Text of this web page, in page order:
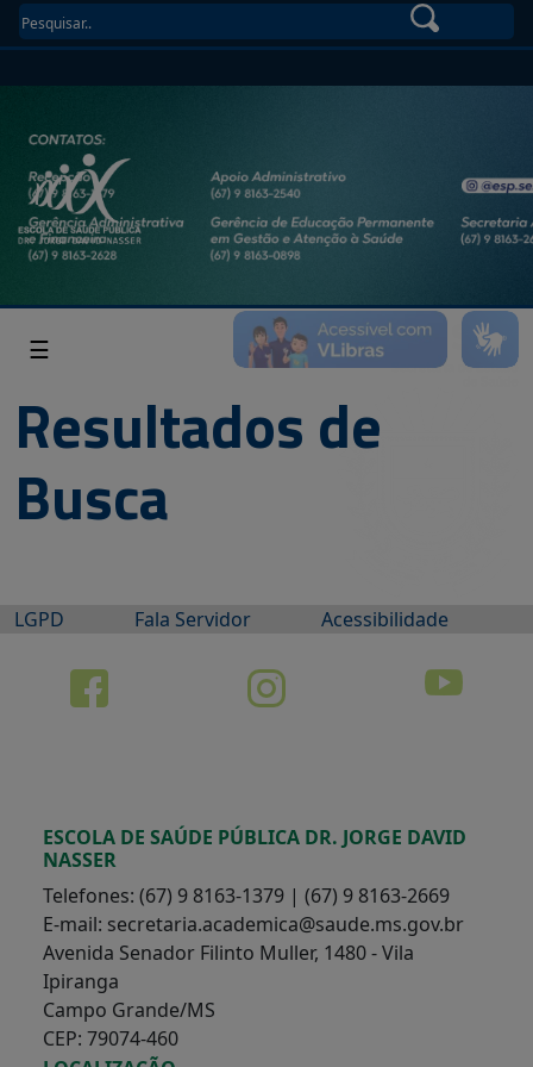
☰
Resultados de
Busca
LGPD Fala Servidor Acessibilidade
ESCOLA DE SAÚDE PÚBLICA DR. JORGE DAVID
NASSER
Telefones: (67) 9 8163-1379 | (67) 9 8163-2669
E-mail: secretaria.academica@saude.ms.gov.br
Avenida Senador Filinto Muller, 1480 - Vila
Ipiranga
Campo Grande/MS
CEP: 79074-460